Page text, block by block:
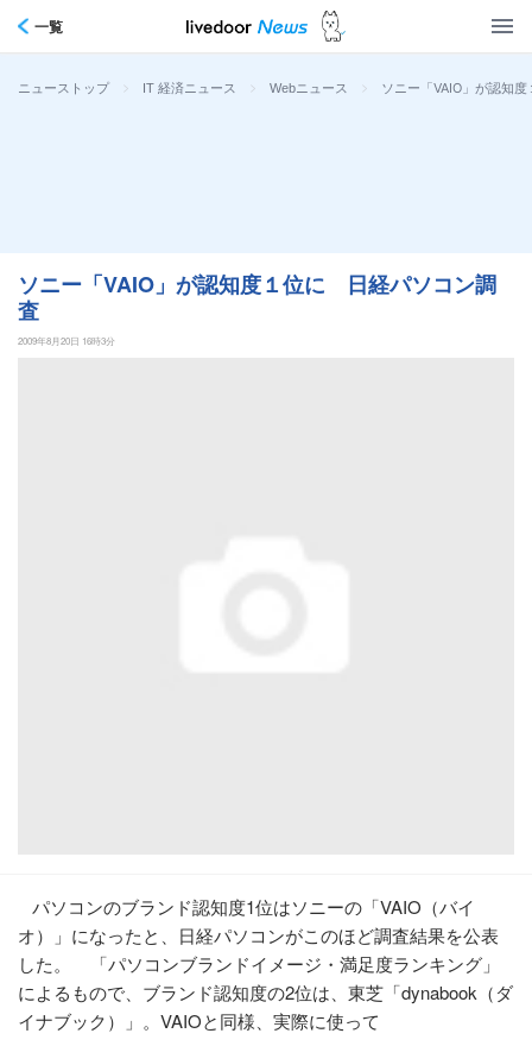
一覧
ニューストップ > IT 経済ニュース > Webニュース > ソニー「VAIO」が認知
ソニー「VAIO」が認知度１位に 日経パソコン調
査
2009年8月20日 16時3分
パソコンのブランド認知度1位はソニーの「VAIO（バイ
オ）」になったと、日経パソコンがこのほど調査結果を公表
した。 「パソコンブランドイメージ・満足度ランキング」
によるもので、ブランド認知度の2位は、東芝「dynabook（ダ
イナブック）」。VAIOと同様、実際に使って